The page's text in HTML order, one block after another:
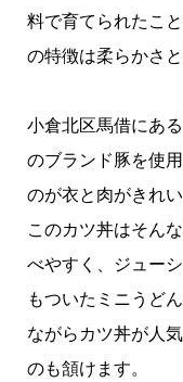
料で育てられたこ
の特徴は柔らかさ
小倉北区馬借にあ
のブランド豚を使
のが衣と肉がきれ
このカツ丼はそん
べやすく、ジュー
もついたミニうど
ながらカツ丼が人
のも頷けます。